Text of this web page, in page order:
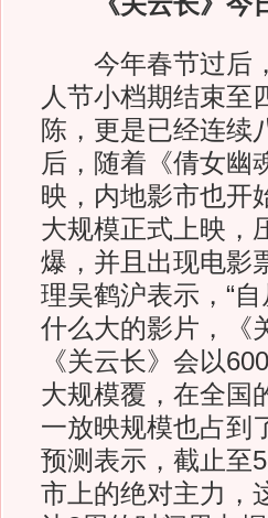
今年春节过后，
人节小档期结束至
陈，更是已经连续
后，随着《倩女幽
映，内地影市也开
大规模正式上映，
爆，并且出现电影
理吴鹤沪表示，“
什么大的影片，《
《关云长》会以
大规模覆，在全国
一放映规模也占到
预测表示，截止至
市上的绝对主力，